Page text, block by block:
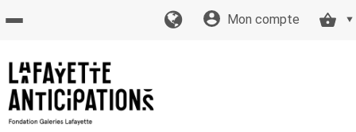
Accueil
billetterie
Mon compte